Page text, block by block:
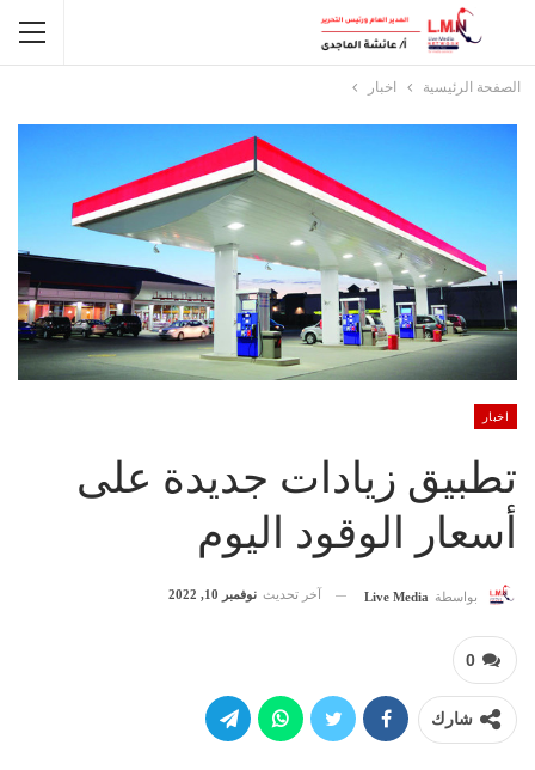
الصفحة الرئيسية اخبار
اخبار
تطبيق زيادات جديدة على
أسعار الوقود اليوم
بواسطة Live Media آخر تحديث نوفمبر 10, 2022
0
شارك